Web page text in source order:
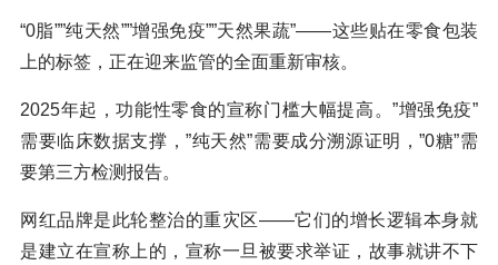
“0脂””纯天然””增强免疫””天然果蔬”——这些贴在零食包装
上的标签，正在迎来监管的全面重新审核。
2025年起，功能性零食的宣称门槛大幅提高。”增强免疫”
需要临床数据支撑，”纯天然”需要成分溯源证明，”0糖”需
要第三方检测报告。
网红品牌是此轮整治的重灾区——它们的增长逻辑本身就
是建立在宣称上的，宣称一旦被要求举证，故事就讲不下